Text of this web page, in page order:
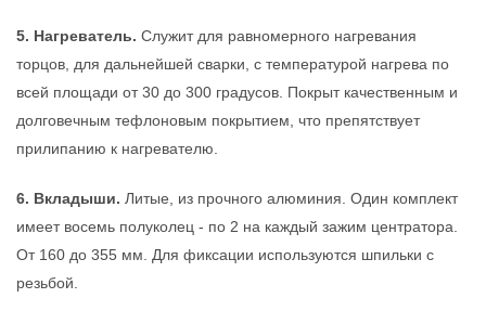
5. Нагреватель. Служит для равномерного нагревания
торцов, для дальнейшей сварки, с температурой нагрева по
всей площади от 30 до 300 градусов. Покрыт качественным и
долговечным тефлоновым покрытием, что препятствует
прилипанию к нагревателю.
6. Вкладыши. Литые, из прочного алюминия. Один комплект
имеет восемь полуколец - по 2 на каждый зажим центратора.
От 160 до 355 мм. Для фиксации используются шпильки с
резьбой.